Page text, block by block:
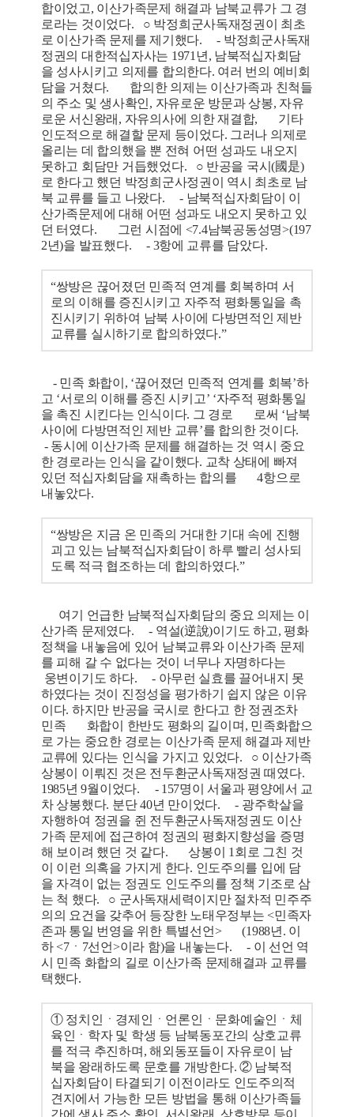
합이었고, 이산가족문제 해결과 남북교류가 그 경
로라는 것이었다. ○ 박정희군사독재정권이 최초
로 이산가족 문제를 제기했다. - 박정희군사독재
정권의 대한적십자사는 1971년, 남북적십자회담
을 성사시키고 의제를 합의한다. 여러 번의 예비회
담을 거쳤다. 합의한 의제는 이산가족과 친척들
의 주소 및 생사확인, 자유로운 방문과 상봉, 자유
로운 서신왕래, 자유의사에 의한 재결합, 기타
인도적으로 해결할 문제 등이었다. 그러나 의제로
올리는 데 합의했을 뿐 전혀 어떤 성과도 내오지
못하고 회담만 거듭했었다. ○ 반공을 국시(國是)
로 한다고 했던 박정희군사정권이 역시 최초로 남
북 교류를 들고 나왔다. - 남북적십자회담이 이
산가족문제에 대해 어떤 성과도 내오지 못하고 있
던 터였다. 그런 시점에 <7.4남북공동성명>(197
2년)을 발표했다. - 3항에 교류를 담았다.
“쌍방은 끊어졌던 민족적 연계를 회복하며 서
로의 이해를 증진시키고 자주적 평화통일을 촉
진시키기 위하여 남북 사이에 다방면적인 제반
교류를 실시하기로 합의하였다.”
- 민족 화합이, ‘끊어졌던 민족적 연계를 회복’하
고 ‘서로의 이해를 증진 시키고’ ‘자주적 평화통일
을 촉진 시킨다는 인식이다. 그 경로 로써 ‘남북
사이에 다방면적인 제반 교류’를 합의한 것이다.
- 동시에 이산가족 문제를 해결하는 것 역시 중요
한 경로라는 인식을 같이했다. 교착 상태에 빠져
있던 적십자회담을 재촉하는 합의를 4항으로
내놓았다.
“쌍방은 지금 온 민족의 거대한 기대 속에 진행
괴고 있는 남북적십자회담이 하루 빨리 성사되
도록 적극 협조하는 데 합의하였다.”
여기 언급한 남북적십자회담의 중요 의제는 이
산가족 문제였다. - 역설(逆說)이기도 하고, 평화
정책을 내놓음에 있어 남북교류와 이산가족 문제
를 피해 갈 수 없다는 것이 너무나 자명하다는
웅변이기도 하다. - 아무런 실효를 끌어내지 못
하였다는 것이 진정성을 평가하기 쉽지 않은 이유
이다. 하지만 반공을 국시로 한다고 한 정권조차
민족 화합이 한반도 평화의 길이며, 민족화합으
로 가는 중요한 경로는 이산가족 문제 해결과 제반
교류에 있다는 인식을 가지고 있었다. ○ 이산가족
상봉이 이뤄진 것은 전두환군사독재정권 때였다.
1985년 9월이었다. - 157명이 서울과 평양에서 교
차 상봉했다. 분단 40년 만이었다. - 광주학살을
자행하여 정권을 쥔 전두환군사독재정권도 이산
가족 문제에 접근하여 정권의 평화지향성을 증명
해 보이려 했던 것 같다. 상봉이 1회로 그친 것
이 이런 의혹을 가지게 한다. 인도주의를 입에 담
을 자격이 없는 정권도 인도주의를 정책 기조로 삼
는 척 했다. ○ 군사독재세력이지만 절차적 민주주
의의 요건을 갖추어 등장한 노태우정부는 <민족자
존과 통일 번영을 위한 특별선언> (1988년. 이
하 <7ㆍ7선언>이라 함)을 내놓는다. - 이 선언 역
시 민족 화합의 길로 이산가족 문제해결과 교류를
택했다.
① 정치인ㆍ경제인ㆍ언론인ㆍ문화예술인ㆍ체
육인ㆍ학자 및 학생 등 남북동포간의 상호교류
를 적극 추진하며, 해외동포들이 자유로이 남
북을 왕래하도록 문호를 개방한다. ② 남북적
십자회담이 타결되기 이전이라도 인도주의적
견지에서 가능한 모든 방법을 통해 이산가족들
간에 생사 주소 확인, 서신왕래, 상호방문 등이